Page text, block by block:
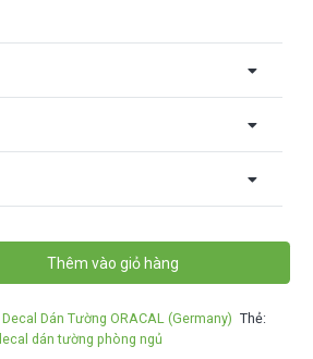
Thêm vào giỏ hàng
Decal Dán Tường ORACAL (Germany) Thẻ:
dán tường phòng ngủ